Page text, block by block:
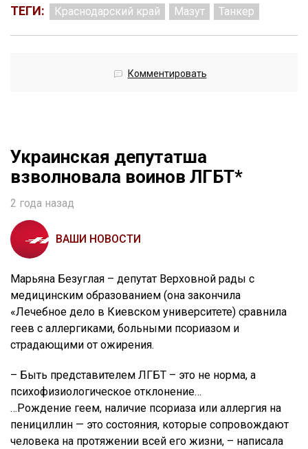
ТЕГИ: Краснодарский край Мазут Танкер
Комментировать
Украинская депутатша
взволновала воинов ЛГБТ*
2 года назад
ВАШИ НОВОСТИ
Марьяна Безуглая – депутат Верховной рады с
медицинским образованием (она закончила
«Лечебное дело в Киевском университете) сравнила
геев с аллергиками, больными псориазом и
страдающими от ожирения.
– Быть представителем ЛГБТ – это не норма, а
психофизиологическое отклонение…
…Рождение геем, наличие псориаза или аллергия на
пенициллин — это состояния, которые сопровождают
человека на протяжении всей его жизни, – написала